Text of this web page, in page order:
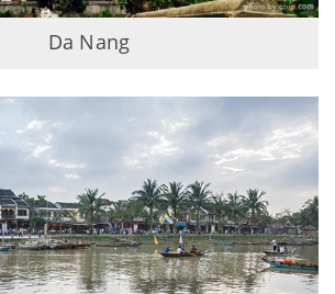
Da Nang